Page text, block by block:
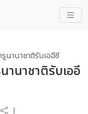
นานาชาติรับเออีซี
นาชาติรับเออี
|